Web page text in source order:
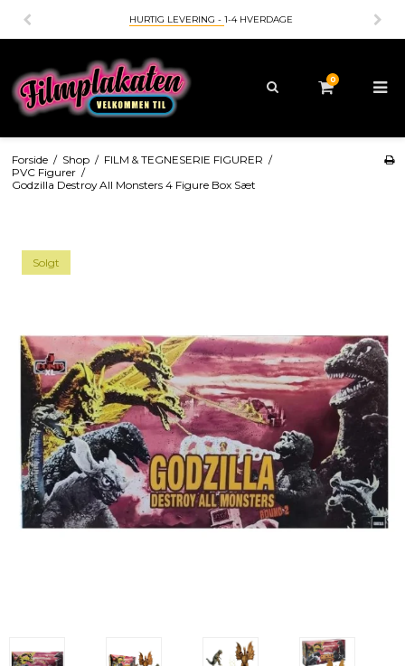
HURTIG LEVERING - 1-4 HVERDAGE
0
Forside / Shop / FILM & TEGNESERIE FIGURER /
PVC Figurer /
Godzilla Destroy All Monsters 4 Figure Box Sæt
Solgt